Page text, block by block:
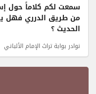
سمعت لكم كلاماً حول
من طريق الدرري فهل
الحديث ؟
نوادر بوابة تراث الإمام الألباني